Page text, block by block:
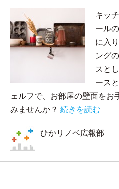
キッ
ール
に入
ング
スと
ース
ェルフで、お部屋の壁面をお
みませんか？ 続きを読む
ひかリノベ広報部